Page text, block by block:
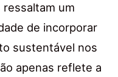
um
de incorporar
sustentável nos
apenas reflete a